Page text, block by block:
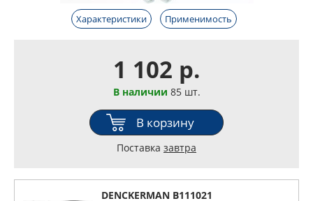
Характеристики Применимость
1 102 р.
В наличии 85 шт.
В корзину
Поставка завтра
DENCKERMAN B111021